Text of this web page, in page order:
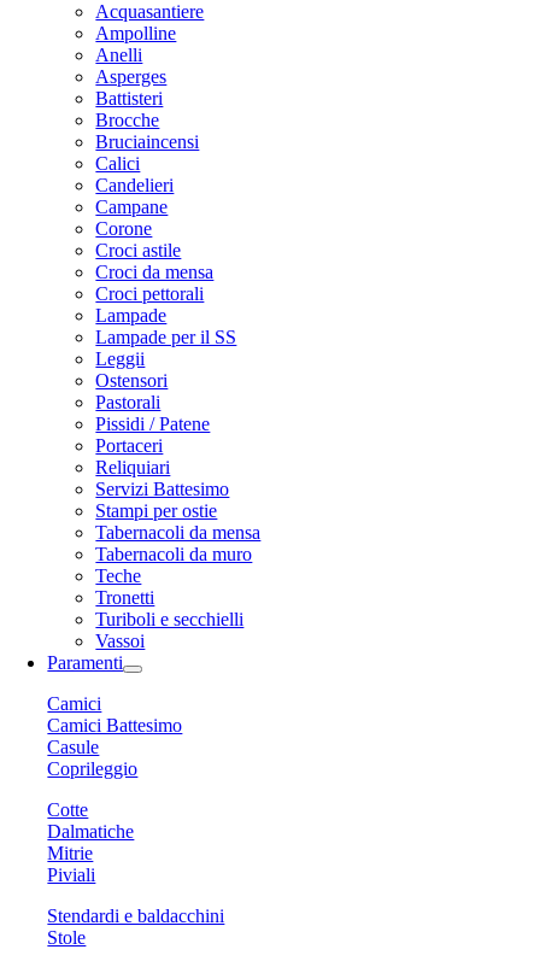
Acquasantiere
Ampolline
Anelli
Asperges
Battisteri
Brocche
Bruciaincensi
Calici
Candelieri
Campane
Corone
Croci astile
Croci da mensa
Croci pettorali
Lampade
Lampade per il SS
Leggii
Ostensori
Pastorali
Pissidi / Patene
Portaceri
Reliquiari
Servizi Battesimo
Stampi per ostie
Tabernacoli da mensa
Tabernacoli da muro
Teche
Tronetti
Turiboli e secchielli
Vassoi
Paramenti
Camici
Camici Battesimo
Casule
Coprileggio
Cotte
Dalmatiche
Mitrie
Piviali
Stendardi e baldacchini
Stole